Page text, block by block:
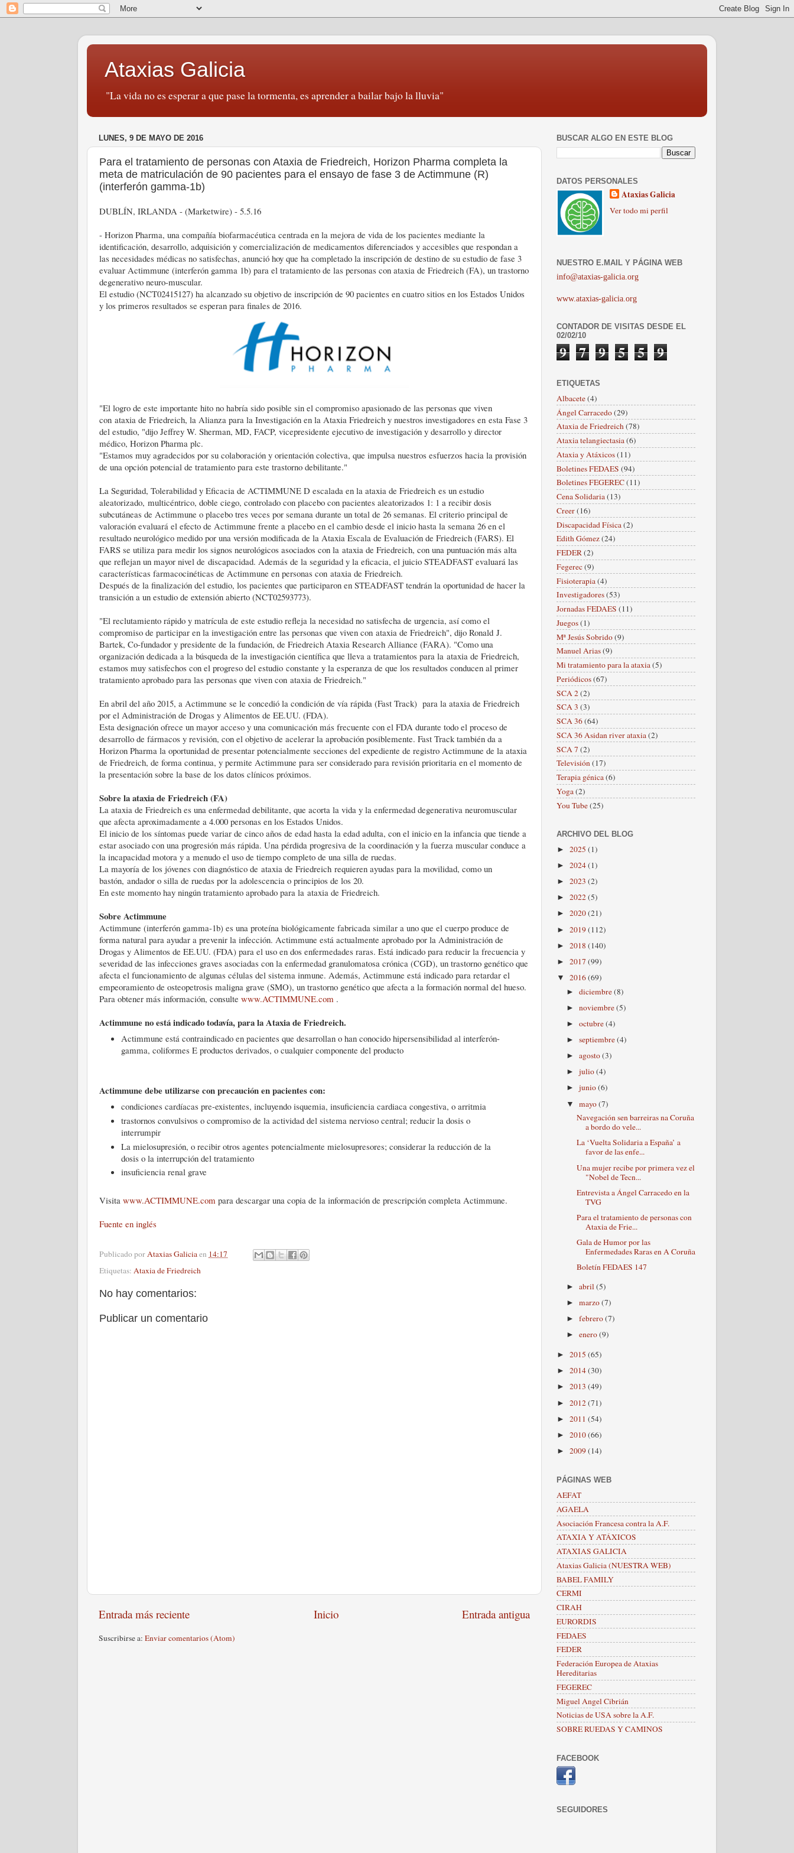
Ataxias Galicia
"La vida no es esperar a que pase la tormenta, es aprender a bailar bajo la lluvia"
LUNES, 9 DE MAYO DE 2016
Para el tratamiento de personas con Ataxia de Friedreich, Horizon Pharma completa la
meta de matriculación de 90 pacientes para el ensayo de fase 3 de Actimmune (R)
(interferón gamma-1b)
DUBLÍN, IRLANDA - (Marketwire) - 5.5.16
- Horizon Pharma, una compañía biofarmacéutica centrada en la mejora de vida de los pacientes mediante la
identificación, desarrollo, adquisición y comercialización de medicamentos diferenciados y accesibles que respondan a
las necesidades médicas no satisfechas, anunció hoy que ha completado la inscripción de destino de su estudio de fase 3
evaluar Actimmune (interferón gamma 1b) para el tratamiento de las personas con ataxia de Friedreich (FA), un trastorno
degenerativo neuro-muscular.
El estudio (NCT02415127) ha alcanzado su objetivo de inscripción de 90 pacientes en cuatro sitios en los Estados Unidos
y los primeros resultados se esperan para finales de 2016.
"El logro de este importante hito no habría sido posible sin el compromiso apasionado de las personas que viven
con ataxia de Friedreich, la Alianza para la Investigación en la Ataxia Friedreich y nuestros investigadores en esta Fase 3
del estudio, "dijo Jeffrey W. Sherman, MD, FACP, vicepresidente ejecutivo de investigación y desarrollo y director
médico, Horizon Pharma plc.
"Estamos muy agradecidos por su colaboración y orientación colectiva, que impulsa nuestros esfuerzos hacia la provisión
de una opción potencial de tratamiento para este trastorno debilitante."
La Seguridad, Tolerabilidad y Eficacia de ACTIMMUNE D escalada en la ataxia de Friedreich es un estudio
aleatorizado, multicéntrico, doble ciego, controlado con placebo con pacientes aleatorizados 1: 1 a recibir dosis
subcutáneas de Actimmune o placebo tres veces por semana durante un total de 26 semanas. El criterio principal de
valoración evaluará el efecto de Actimmune frente a placebo en el cambio desde el inicio hasta la semana 26 en el
resultado neurológico medido por una versión modificada de la Ataxia Escala de Evaluación de Friedreich (FARS). El
FARS se utiliza para medir los signos neurológicos asociados con la ataxia de Friedreich, con una puntuación más alta
que reflejan un mayor nivel de discapacidad. Además de la seguridad y la eficacia, el juicio STEADFAST evaluará las
características farmacocinéticas de Actimmune en personas con ataxia de Friedreich.
Después de la finalización del estudio, los pacientes que participaron en STEADFAST tendrán la oportunidad de hacer la
transición a un estudio de extensión abierto (NCT02593773).
"El reclutamiento rápido y matrícula de este estudio refleja la necesidad no satisfecha de urgencia, así como el
compromiso de participar en la investigación entre las personas que viven con ataxia de Friedreich", dijo Ronald J.
Bartek, Co-fundador y presidente de la fundación, de Friedreich Ataxia Research Alliance (FARA). "Como una
organización dedicada a la búsqueda de la investigación científica que lleva a tratamientos para la ataxia de Friedreich,
estamos muy satisfechos con el progreso del estudio constante y la esperanza de que los resultados conducen al primer
tratamiento aprobado para las personas que viven con ataxia de Friedreich."
En abril del año 2015, a Actimmune se le concedió la condición de vía rápida (Fast Track) para la ataxia de Friedreich
por el Administración de Drogas y Alimentos de EE.UU. (FDA).
Esta designación ofrece un mayor acceso y una comunicación más frecuente con el FDA durante todo el proceso de
desarrollo de fármacos y revisión, con el objetivo de acelerar la aprobación posiblemente. Fast Track también da a
Horizon Pharma la oportunidad de presentar potencialmente secciones del expediente de registro Actimmune de la ataxia
de Friedreich, de forma continua, y permite Actimmune para ser considerado para revisión prioritaria en el momento de
la presentación sobre la base de los datos clínicos próximos.
Sobre la ataxia de Friedreich (FA)
La ataxia de Friedreich es una enfermedad debilitante, que acorta la vida y la enfermedad degenerativa neuromuscular
que afecta aproximadamente a 4.000 personas en los Estados Unidos.
El inicio de los síntomas puede variar de cinco años de edad hasta la edad adulta, con el inicio en la infancia que tiende a
estar asociado con una progresión más rápida. Una pérdida progresiva de la coordinación y la fuerza muscular conduce a
la incapacidad motora y a menudo el uso de tiempo completo de una silla de ruedas.
La mayoría de los jóvenes con diagnóstico de ataxia de Friedreich requieren ayudas para la movilidad, como un
bastón, andador o silla de ruedas por la adolescencia o principios de los 20.
En este momento hay ningún tratamiento aprobado para la ataxia de Friedreich.
Sobre Actimmune
Actimmune (interferón gamma-1b) es una proteína biológicamente fabricada similar a uno que el cuerpo produce de
forma natural para ayudar a prevenir la infección. Actimmune está actualmente aprobado por la Administración de
Drogas y Alimentos de EE.UU. (FDA) para el uso en dos enfermedades raras. Está indicado para reducir la frecuencia y
severidad de las infecciones graves asociadas con la enfermedad granulomatosa crónica (CGD), un trastorno genético que
afecta el funcionamiento de algunas células del sistema inmune. Además, Actimmune está indicado para retardar el
empeoramiento de osteopetrosis maligna grave (SMO), un trastorno genético que afecta a la formación normal del hueso.
Para obtener más información, consulte www.ACTIMMUNE.com .
Actimmune no está indicado todavía, para la Ataxia de Friedreich.
Actimmune está contraindicado en pacientes que desarrollan o han conocido hipersensibilidad al interferón-
gamma, coliformes E productos derivados, o cualquier componente del producto
Actimmune debe utilizarse con precaución en pacientes con:
condiciones cardíacas pre-existentes, incluyendo isquemia, insuficiencia cardiaca congestiva, o arritmia
trastornos convulsivos o compromiso de la actividad del sistema nervioso central; reducir la dosis o
interrumpir
La mielosupresión, o recibir otros agentes potencialmente mielosupresores; considerar la reducción de la
dosis o la interrupción del tratamiento
insuficiencia renal grave
Visita www.ACTIMMUNE.com para descargar una copia de la información de prescripción completa Actimmune.
Fuente en inglés
Publicado porAtaxias Galiciaen 14:17
Etiquetas: Ataxia de Friedreich
No hay comentarios:
Publicar un comentario
Entrada más reciente Entrada antigua
Inicio
Suscribirse a: Enviar comentarios (Atom)
BUSCAR ALGO EN ESTE BLOG
DATOS PERSONALES
Ataxias Galicia
Ver todo mi perfil
NUESTRO E.MAIL Y PÁGINA WEB
info@ataxias-galicia.org
www.ataxias-galicia.org
CONTADOR DE VISITAS DESDE EL
02/02/10
9 7 9 5 5 9
ETIQUETAS
Albacete(4)
Ángel Carracedo(29)
Ataxia de Friedreich(78)
Ataxia telangiectasia(6)
Ataxia y Atáxicos(11)
Boletines FEDAES (94)
Boletines FEGEREC(11)
Cena Solidaria(13)
Creer(16)
Discapacidad Física(2)
Edith Gómez(24)
FEDER(2)
Fegerec(9)
Fisioterapia(4)
Investigadores(53)
Jornadas FEDAES (11)
Juegos(1)
Mª Jesús Sobrido(9)
Manuel Arias(9)
Mi tratamiento para la ataxia(5)
Periódicos(67)
SCA 2(2)
SCA 3 (3)
SCA 36(64)
SCA 36 Asidan river ataxia(2)
SCA 7 (2)
Televisión(17)
Terapia génica(6)
Yoga(2)
You Tube(25)
ARCHIVO DEL BLOG
► 2025 (1)
► 2024(1)
► 2023 (2)
► 2022(5)
► 2020(21)
► 2019(112)
► 2018 (140)
► 2017 (99)
▼ 2016(69)
►diciembre(8)
►noviembre(5)
►octubre(4)
►septiembre(4)
►agosto(3)
►julio(4)
►junio(6)
▼mayo(7)
Navegación sen barreiras na Coruña
a bordo do vele...
La ‘Vuelta Solidaria a España’ a
favor de las enfe...
Una mujer recibe por primera vez el
"Nobel de Tecn...
Entrevista a Ángel Carracedo en la
TVG
Para el tratamiento de personas con
Ataxia de Frie...
Gala de Humor por las
Enfermedades Raras en A Coruña
Boletín FEDAES 147
►abril(5)
►marzo(7)
►febrero(7)
►enero(9)
► 2015 (65)
► 2014(30)
► 2013 (49)
► 2012(71)
► 2011 (54)
► 2010(66)
► 2009(14)
PÁGINAS WEB
AEFAT
AGAELA
Asociación Francesa contra la A.F.
ATAXIA Y ATÁXICOS
ATAXIAS GALICIA
Ataxias Galicia (NUESTRA WEB)
BABEL FAMILY
CERMI
CIRAH
EURORDIS
FEDAES
FEDER
Federación Europea de Ataxias
Hereditarias
FEGEREC
Miguel Angel Cibrián
Noticias de USA sobre la A.F.
SOBRE RUEDAS Y CAMINOS
FACEBOOK
SEGUIDORES